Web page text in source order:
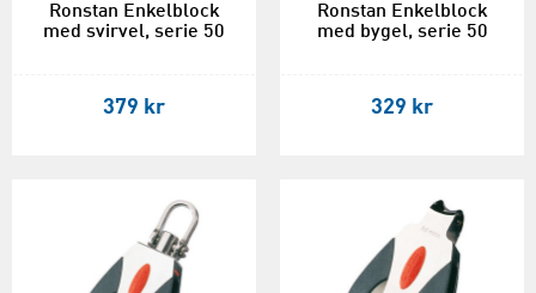
Ronstan Enkelblock
med svirvel, serie 50
379 kr
Ronstan Enkelblock
med bygel, serie 50
329 kr